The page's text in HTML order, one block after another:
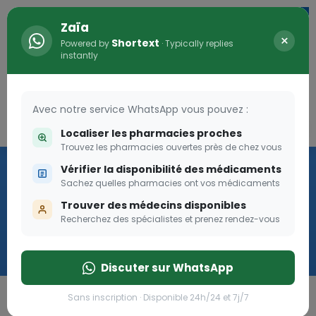
Vaccination
Zaïa
Powered by Shortext · Typically replies
instantly
×
Avec notre service WhatsApp vous pouvez :
Localiser les pharmacies proches
Trouvez les pharmacies ouvertes près de chez vous
Vérifier la disponibilité des médicaments
Sachez quelles pharmacies ont vos médicaments
Trouver des médecins disponibles
Recherchez des spécialistes et prenez rendez-vous
Discuter sur WhatsApp
Sans inscription · Disponible 24h/24 et 7j/7